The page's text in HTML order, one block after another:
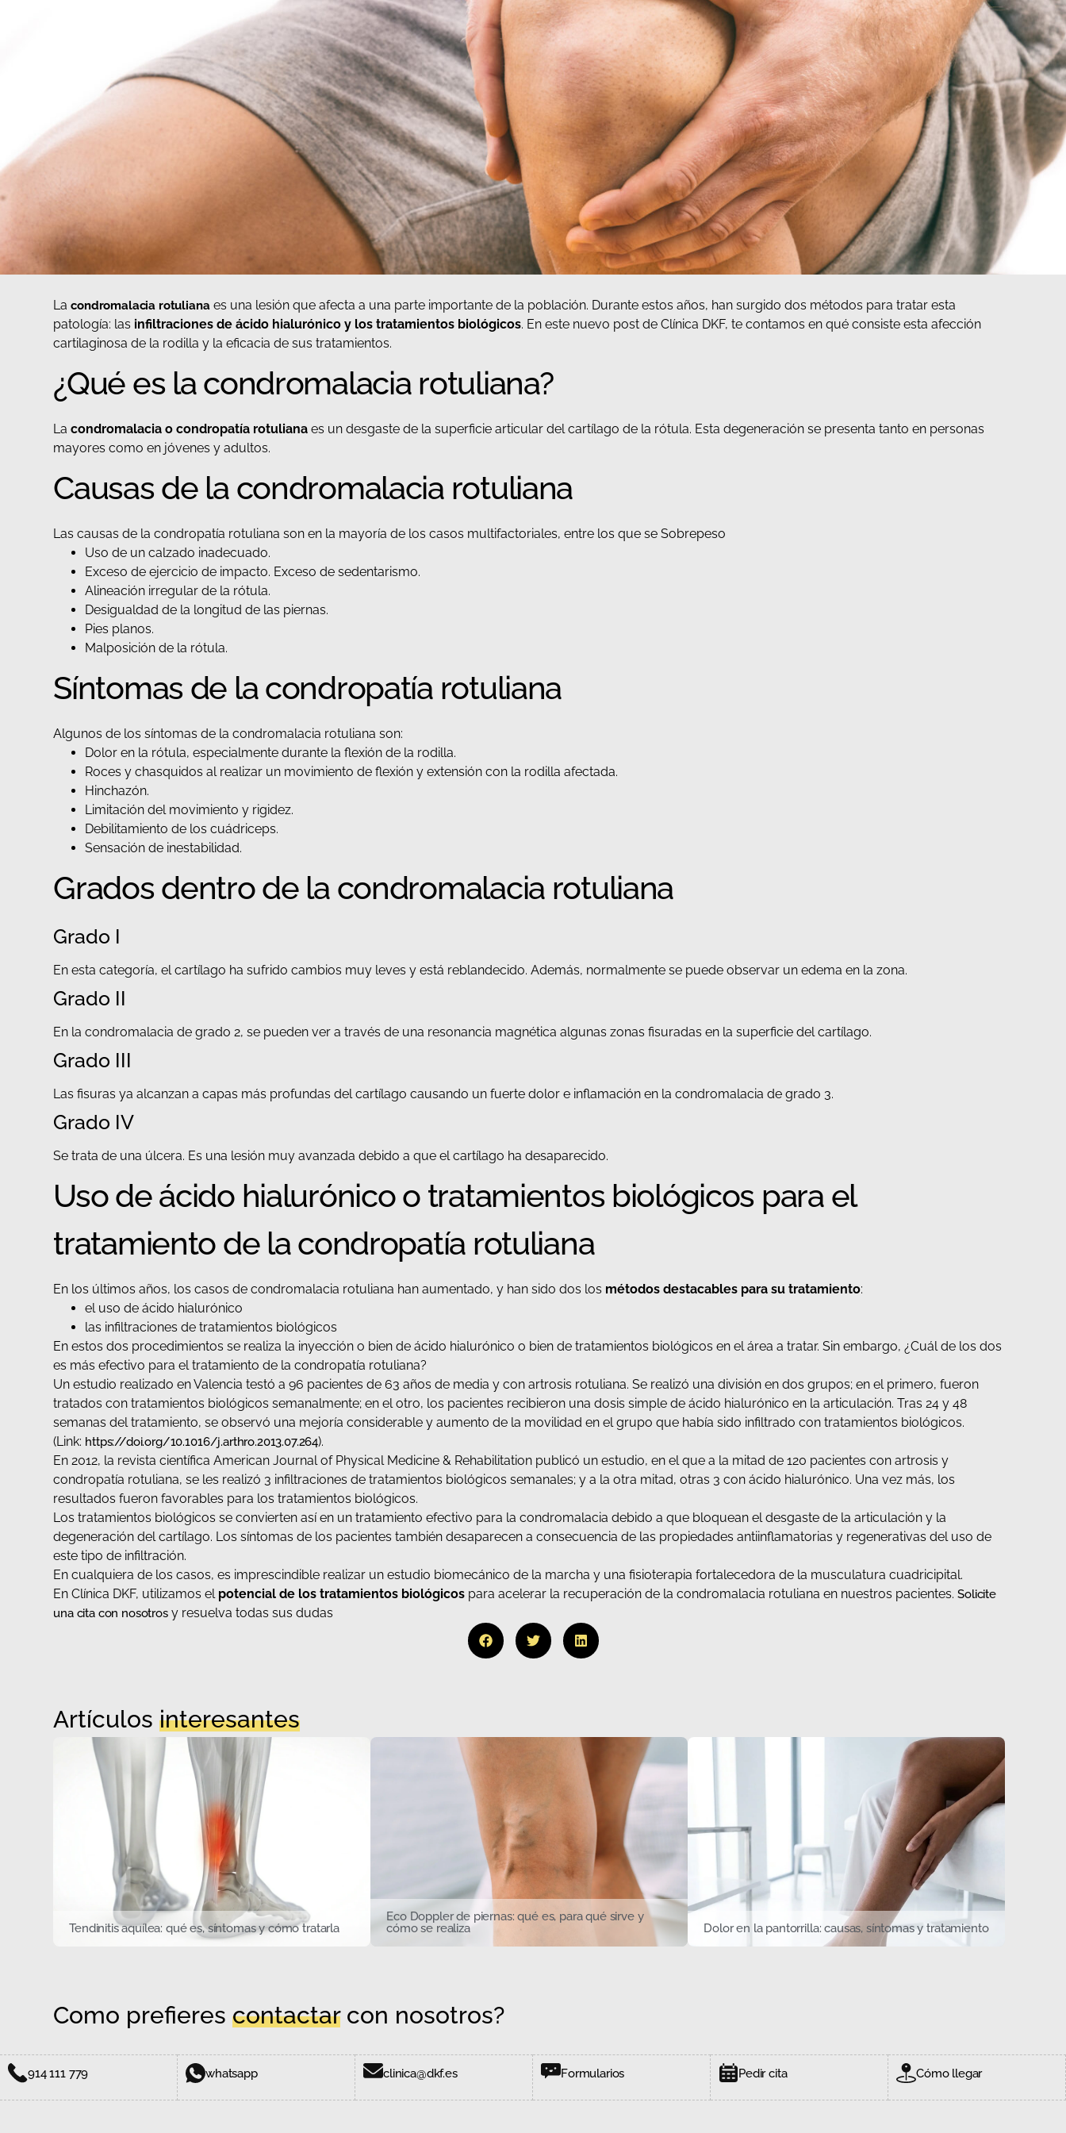
Lacondromalacia rotulianaes una lesión que afecta a una parte importante de la población. Durante estos años, han surgido dos métodos para tratar esta
patología: las infiltraciones de ácido hialurónico y los tratamientos biológicos. En este nuevo post de Clínica DKF, te contamos en qué consiste esta afección
cartilaginosa de la rodilla y la eficacia de sus tratamientos.
¿Qué es la condromalacia rotuliana?
Lacondromalacia o condropatía rotuliana es un desgaste de la superficie articular del cartílago de la rótula. Esta degeneración se presenta tanto en personas
mayores como en jóvenes y adultos.
Causas de la condromalacia rotuliana
Las causas de la condropatía rotuliana son en la mayoría de los casos multifactoriales, entre los que se Sobrepeso
Uso de un calzado inadecuado.
Exceso de ejercicio de impacto. Exceso de sedentarismo.
Alineación irregular de la rótula.
Desigualdad de la longitud de las piernas.
Pies planos.
Malposición de la rótula.
Síntomas de la condropatía rotuliana
Algunos de los síntomas de la condromalacia rotuliana son:
Dolor en la rótula, especialmente durante la flexión de la rodilla.
Roces y chasquidos al realizar un movimiento de flexión y extensión con la rodilla afectada.
Hinchazón.
Limitación del movimiento y rigidez.
Debilitamiento de los cuádriceps.
Sensación de inestabilidad.
Grados dentro de la condromalacia rotuliana
Grado I
En esta categoría, el cartílago ha sufrido cambios muy leves y está reblandecido. Además, normalmente se puede observar un edema en la zona.
Grado II
En la condromalacia de grado 2, se pueden ver a través de una resonancia magnética algunas zonas fisuradas en la superficie del cartílago.
Grado III
Las fisuras ya alcanzan a capas más profundas del cartílago causando un fuerte dolor e inflamación en la condromalacia de grado 3.
Grado IV
Se trata de una úlcera. Es una lesión muy avanzada debido a que el cartílago ha desaparecido.
Uso de ácido hialurónico o tratamientos biológicos para el
tratamiento de la condropatía rotuliana
En los últimos años, los casos de condromalacia rotuliana han aumentado, y han sido dos los métodos destacables para su tratamiento:
el uso de ácido hialurónico
las infiltraciones de tratamientos biológicos
En estos dos procedimientos se realiza la inyección o bien de ácido hialurónico o bien de tratamientos biológicos en el área a tratar. Sin embargo, ¿Cuál de los dos
es más efectivo para el tratamiento de la condropatía rotuliana?
Un estudio realizado en Valencia testó a 96 pacientes de 63 años de media y con artrosis rotuliana. Se realizó una división en dos grupos; en el primero, fueron
tratados con tratamientos biológicos semanalmente; en el otro, los pacientes recibieron una dosis simple de ácido hialurónico en la articulación. Tras 24 y 48
semanas del tratamiento, se observó una mejoría considerable y aumento de la movilidad en el grupo que había sido infiltrado con tratamientos biológicos.
(Link: https://doi.org/10.1016/j.arthro.2013.07.264).
En 2012, la revista científica American Journal of Physical Medicine & Rehabilitation publicó un estudio, en el que a la mitad de 120 pacientes con artrosis y
condropatía rotuliana, se les realizó 3 infiltraciones de tratamientos biológicos semanales; y a la otra mitad, otras 3 con ácido hialurónico. Una vez más, los
resultados fueron favorables para los tratamientos biológicos.
Los tratamientos biológicos se convierten así en un tratamiento efectivo para la condromalacia debido a que bloquean el desgaste de la articulación y la
degeneración del cartílago. Los síntomas de los pacientes también desaparecen a consecuencia de las propiedades antiinflamatorias y regenerativas del uso de
este tipo de infiltración.
En cualquiera de los casos, es imprescindible realizar un estudio biomecánico de la marcha y una fisioterapia fortalecedora de la musculatura cuadricipital.
En Clínica DKF, utilizamos el potencial de los tratamientos biológicos para acelerar la recuperación de la condromalacia rotuliana en nuestros pacientes.Solicite
una cita con nosotrosy resuelva todas sus dudas
Artículosinteresantes
Tendinitis aquílea: qué es, síntomas y cómo tratarla
Eco Doppler de piernas: qué es, para qué sirve y
cómo se realiza
Dolor en la pantorrilla: causas, síntomas y tratamiento
Como prefierescontactarcon nosotros?
914 111 779 whatsapp clinica@dkf.es Formularios Pedir cita Cómo llegar